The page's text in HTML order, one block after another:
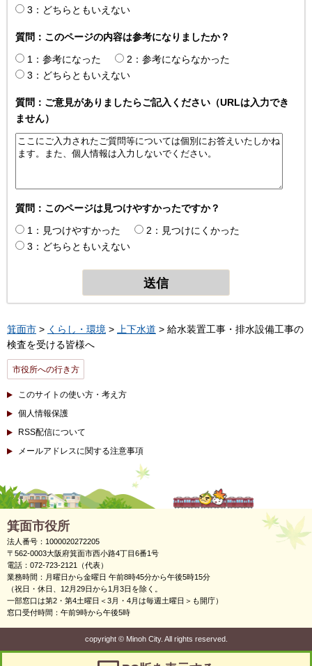
3：どちらともいえない
質問：このページの内容は参考になりましたか？
1：参考になった
2：参考にならなかった
3：どちらともいえない
質問：ご意見がありましたらご記入ください（URLは入力でき
ません）
質問：このページは見つけやすかったですか？
1：見つけやすかった
2：見つけにくかった
3：どちらともいえない
箕面市 > くらし・環境 > 上下水道 > 給水装置工事・排水設備工事の
検査を受ける皆様へ
市役所への行き方
このサイトの使い方・考え方
個人情報保護
RSS配信について
メールアドレスに関する注意事項
箕面市役所
法人番号：1000020272205
〒562-0003大阪府箕面市西小路4丁目6番1号
電話：072-723-2121（代表）
業務時間：月曜日から金曜日 午前8時45分から午後5時15分
（祝日・休日、12月29日から1月3日を除く。
一部窓口は第2・第4土曜日＜3月・4月は毎週土曜日＞も開庁）
窓口受付時間：午前9時から午後5時
copyright ©Minoh City. All rights reserved.